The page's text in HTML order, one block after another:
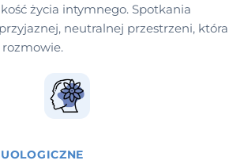
życia intymnego. Spotkania
neutralnej przestrzeni, która